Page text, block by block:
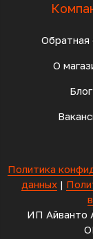
Обратная
О
Блог
Политика
данных|
ИП Айванто